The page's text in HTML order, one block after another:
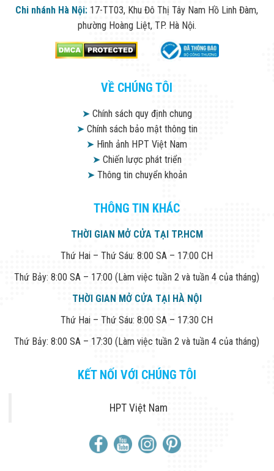
Chi nhánh Hà Nội: 17-TT03, Khu Đô Thị Tây Nam Hồ Linh Đàm,
phường Hoàng Liệt, TP. Hà Nội.
VỀ CHÚNG TÔI
➤Chính sách quy định chung
➤Chính sách bảo mật thông tin
➤ Hình ảnh HPT Việt Nam
➤Chiến lược phát triển
➤Thông tin chuyển khoản
THÔNG TIN KHÁC
THỜI GIAN MỞ CỬA TẠI TP.HCM
Thứ Hai – Thứ Sáu: 8:00 SA – 17:00 CH
Thứ Bảy: 8:00 SA – 17:00 (Làm việc tuần 2 và tuần 4 của tháng)
THỜI GIAN MỞ CỬA TẠI HÀ NỘI
Thứ Hai – Thứ Sáu: 8:00 SA – 17:30 CH
Thứ Bảy: 8:00 SA – 17:30 (Làm việc tuần 2 và tuần 4 của tháng)
KẾT NỐI VỚI CHÚNG TÔI
HPT Việt Nam